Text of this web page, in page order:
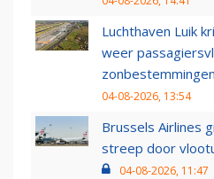
Luchthaven Luik
weer
zonbestemmingen
04-08-2026, 13:54
Brussels Airlines
streep door
04-08-2026, 11:47